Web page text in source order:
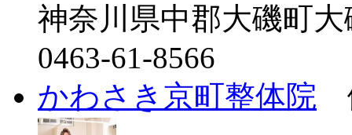
神奈川県中郡大磯町
0463-61-8566
かわさき京町整体院